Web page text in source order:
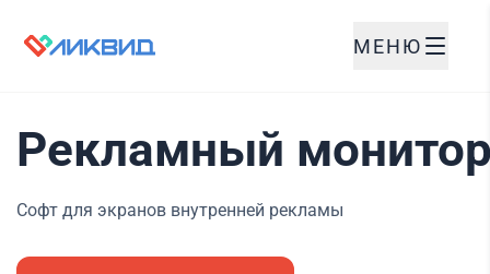
МЕНЮ
Рекламный
Софт для экранов внутренней рекламы